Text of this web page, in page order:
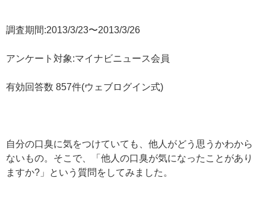
調査期間:2013/3/23〜2013/3/26
アンケート対象:マイナビニュース会員
有効回答数 857件(ウェブログイン式)
自分の口臭に気をつけていても、他人がどう思うかわから
ないもの。そこで、「他人の口臭が気になったことがあり
ますか?」という質問をしてみました。